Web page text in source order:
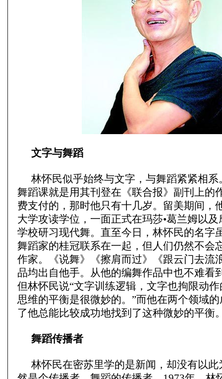
文字与舞蹈
林怀民似乎始终与文字，与舞蹈紧紧相
舞蹈课就是用其刊登在《联合报》副刊上的
费支付的，那时他只有十几岁。留美期间，
大学攻读学位，一面正式在玛莎•葛兰姆以及
学校研习现代舞。直至今日，林怀民的名字
舞蹈家的桂冠联系在一起，但人们仍然不会
作家。《说舞》《擦肩而过》《跟云门去流
品均出自他手。从他的编舞作品中也不难看
但林怀民说“文字训练逻辑，文字也拘限动
思维的平衡是很微妙的。”而他在两个领域
了他总能比较成功地找到了这种微妙的平衡
舞蹈传播者
林怀民在密苏里学的是新闻，却没有以